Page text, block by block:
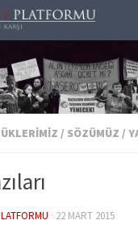
/ SÖZÜMÜZ /
· 22 MART 2015